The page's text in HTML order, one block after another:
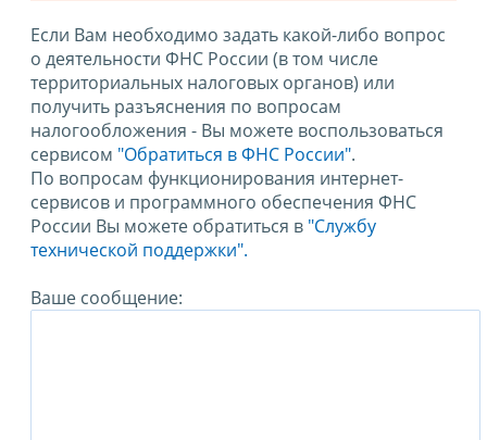
Если Вам необходимо задать какой-либо вопрос
о деятельности ФНС России (в том числе
территориальных налоговых органов) или
получить разъяснения по вопросам
налогообложения - Вы можете воспользоваться
сервисом "Обратиться в ФНС России".
По вопросам функционирования интернет-
сервисов и программного обеспечения ФНС
России Вы можете обратиться в "Службу
технической поддержки".
Ваше сообщение: